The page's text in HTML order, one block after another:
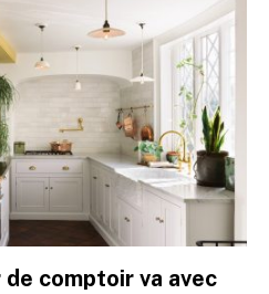
comptoir va avec